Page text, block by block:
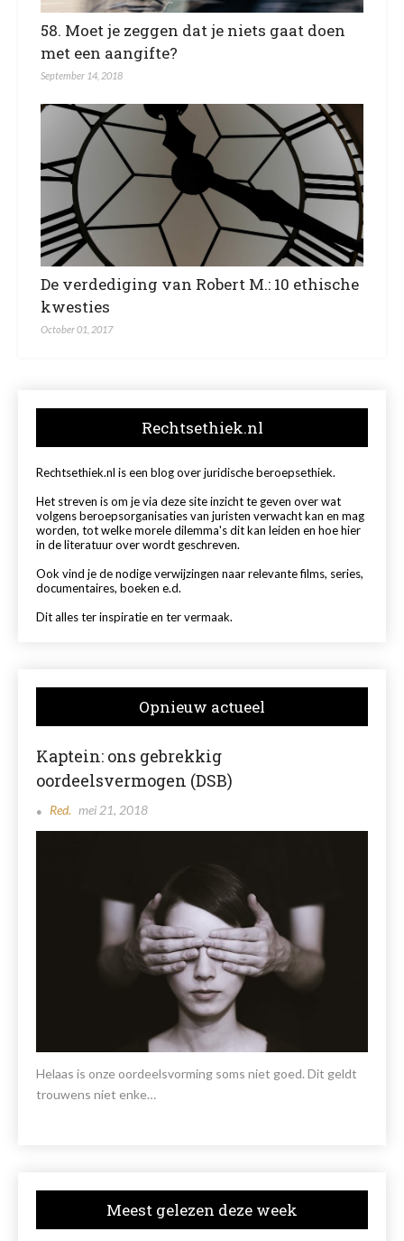
58. Moet je zeggen dat je niets gaat doen
met een aangifte?
September 14, 2018
De verdediging van Robert M.: 10 ethische
kwesties
October 01, 2017
Rechtsethiek.nl
Rechtsethiek.nl is een blog over juridische beroepsethiek.
Het streven is om je via deze site inzicht te geven over wat
volgens beroepsorganisaties van juristen verwacht kan en mag
worden, tot welke morele dilemma's dit kan leiden en hoe hier
in de literatuur over wordt geschreven.
Ook vind je de nodige verwijzingen naar relevante films, series,
documentaires, boeken e.d.
Dit alles ter inspiratie en ter vermaak.
Opnieuw actueel
Kaptein: ons gebrekkig
oordeelsvermogen (DSB)
Red. mei 21, 2018
Helaas is onze oordeelsvorming soms niet goed. Dit geldt
trouwens niet enke…
Meest gelezen deze week